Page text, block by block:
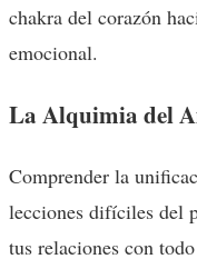
chakra del corazón
emocional.
La Alquimia del
Comprender la
lecciones difíciles del
tus relaciones con